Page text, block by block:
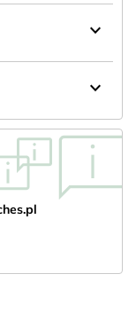
keyboard_arrow_down
keyboard_arrow_down